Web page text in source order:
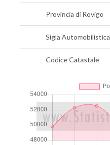
Provincia di Rovigo
Sigla Automobilistica
Codice Catastale